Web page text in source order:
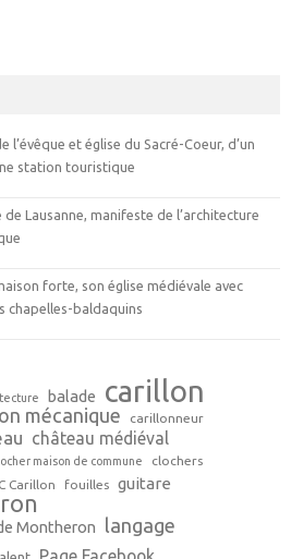
l’évêque et église du Sacré-Coeur, d’un
station touristique
de Lausanne, manifeste de l’architecture
forte, son église médiévale avec
chapelles-baldaquins
balade carillon
mécanique carillonneur
château médiéval
maison de commune clochers
Carillon fouilles guitare
Montheron langage